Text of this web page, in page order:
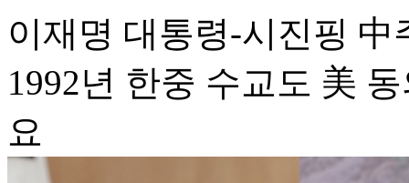
이재명 대통령-시진핑
1992년 한중 수교도 美
요